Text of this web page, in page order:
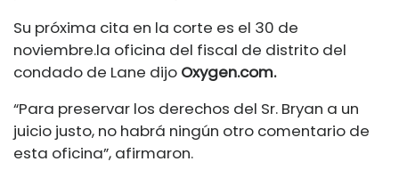
Su próxima cita en la corte es el 30 de
noviembre.la oficina del fiscal de distrito del
condado de Lane dijo Oxygen.com.
“Para preservar los derechos del Sr. Bryan a un
juicio justo, no habrá ningún otro comentario de
esta oficina”, afirmaron.